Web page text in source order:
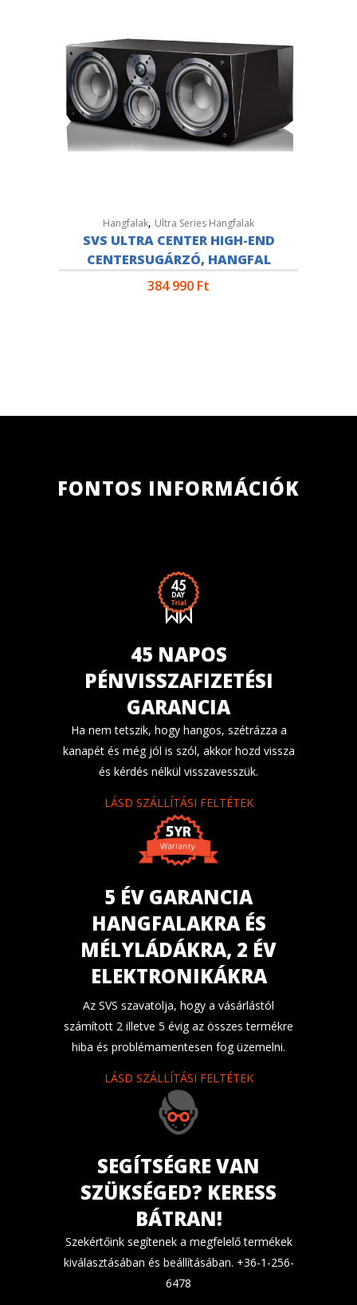
Hangfalak, Ultra Series Hangfalak
SVS ULTRA CENTER HIGH-END
CENTERSUGÁRZÓ, HANGFAL
384 990 Ft
FONTOS INFORMÁCIÓK
45 NAPOS
PÉNVISSZAFIZETÉSI
GARANCIA
Ha nem tetszik, hogy hangos, szétrázza a
kanapét és még jól is szól, akkor hozd vissza
és kérdés nélkül visszavesszük.
LÁSD SZÁLLÍTÁSI FELTÉTEK
5 ÉV GARANCIA
HANGFALAKRA ÉS
MÉLYLÁDÁKRA, 2 ÉV
ELEKTRONIKÁKRA
Az SVS szavatolja, hogy a vásárlástól
számított 2 illetve 5 évig az összes termékre
hiba és problémamentesen fog üzemelni.
LÁSD SZÁLLÍTÁSI FELTÉTEK
SEGÍTSÉGRE VAN
SZÜKSÉGED? KERESS
BÁTRAN!
Szekértőink segítenek a megfelelő termékek
kiválasztásában és beállításában. +36-1-256-
6478